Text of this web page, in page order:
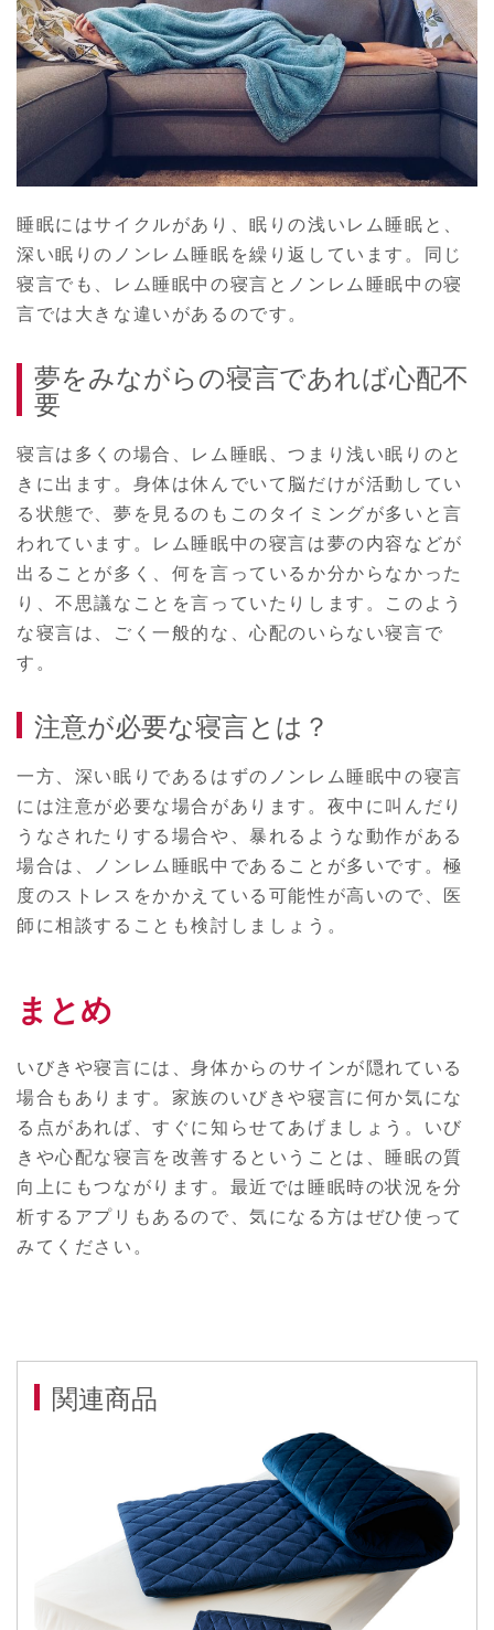
睡眠にはサイクルがあり、眠りの浅いレム睡眠と、
深い眠りのノンレム睡眠を繰り返しています。同じ
寝言でも、レム睡眠中の寝言とノンレム睡眠中の寝
言では大きな違いがあるのです。
夢をみながらの寝言であれば心配不
要
寝言は多くの場合、レム睡眠、つまり浅い眠りのと
きに出ます。身体は休んでいて脳だけが活動してい
る状態で、夢を見るのもこのタイミングが多いと言
われています。レム睡眠中の寝言は夢の内容などが
出ることが多く、何を言っているか分からなかった
り、不思議なことを言っていたりします。このよう
な寝言は、ごく一般的な、心配のいらない寝言で
す。
注意が必要な寝言とは？
一方、深い眠りであるはずのノンレム睡眠中の寝言
には注意が必要な場合があります。夜中に叫んだり
うなされたりする場合や、暴れるような動作がある
場合は、ノンレム睡眠中であることが多いです。極
度のストレスをかかえている可能性が高いので、医
師に相談することも検討しましょう。
まとめ
いびきや寝言には、身体からのサインが隠れている
場合もあります。家族のいびきや寝言に何か気にな
る点があれば、すぐに知らせてあげましょう。いび
きや心配な寝言を改善するということは、睡眠の質
向上にもつながります。最近では睡眠時の状況を分
析するアプリもあるので、気になる方はぜひ使って
みてください。
関連商品